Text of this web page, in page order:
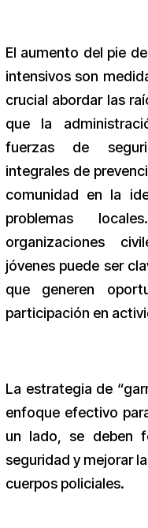
El aumento del pie
intensivos son
crucial abordar las
que la
fuerzas de
integrales de
comunidad en la
problemas
organizaciones
jóvenes puede ser
que generen
participación en
La estrategia de
enfoque efectivo
un lado, se deben
seguridad y mejorar
cuerpos policiales.